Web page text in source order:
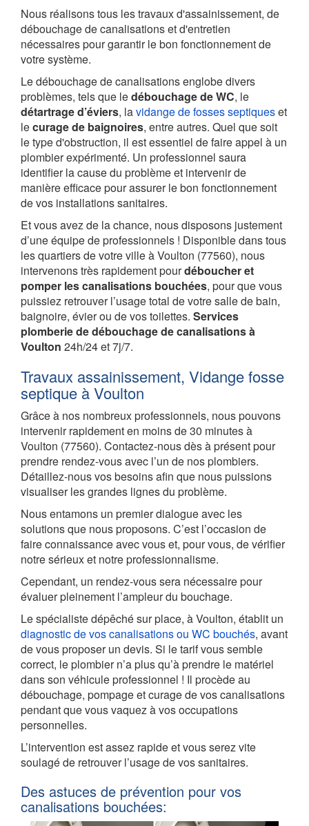
Nous réalisons tous les travaux d'assainissement, de
débouchage de canalisations et d'entretien
nécessaires pour garantir le bon fonctionnement de
votre système.
Le débouchage de canalisations englobe divers
problèmes, tels que ledébouchage de WC, le
détartrage d’éviers, lavidange de fosses septiqueset
lecurage de baignoires, entre autres. Quel que soit
le type d'obstruction, il est essentiel de faire appel à un
plombier expérimenté. Un professionnel saura
identifier la cause du problème et intervenir de
manière efficace pour assurer le bon fonctionnement
de vos installations sanitaires.
Et vous avez de la chance, nous disposons justement
d’une équipe de professionnels ! Disponible dans tous
les quartiers de votre ville à Voulton (77560), nous
intervenons très rapidement pourdéboucher et
pomper les canalisations bouchées, pour que vous
puissiez retrouver l’usage total de votre salle de bain,
baignoire, évier ou de vos toilettes. Services
plomberie de débouchage de canalisations à
Voulton 24h/24 et 7j/7.
Travaux assainissement, Vidange fosse
septique à Voulton
Grâce à nos nombreux professionnels, nous pouvons
intervenir rapidement en moins de 30 minutes à
Voulton (77560). Contactez-nous dès à présent pour
prendre rendez-vous avec l’un de nos plombiers.
Détaillez-nous vos besoins afin que nous puissions
visualiser les grandes lignes du problème.
Nous entamons un premier dialogue avec les
solutions que nous proposons. C’est l’occasion de
faire connaissance avec vous et, pour vous, de vérifier
notre sérieux et notre professionnalisme.
Cependant, un rendez-vous sera nécessaire pour
évaluer pleinement l’ampleur du bouchage.
Le spécialiste dépêché sur place, à Voulton, établit un
diagnostic de vos canalisations ou WC bouchés, avant
de vous proposer un devis. Si le tarif vous semble
correct, le plombier n’a plus qu’à prendre le matériel
dans son véhicule professionnel ! Il procède au
débouchage, pompage et curage de vos canalisations
pendant que vous vaquez à vos occupations
personnelles.
L’intervention est assez rapide et vous serez vite
soulagé de retrouver l’usage de vos sanitaires.
Des astuces de prévention pour vos
canalisations bouchées: